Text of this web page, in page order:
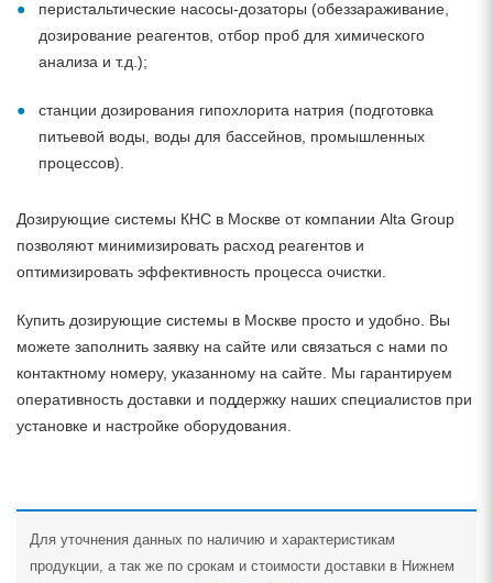
перистальтические насосы-дозаторы (обеззараживание,
дозирование реагентов, отбор проб для химического
анализа и т.д.);
станции дозирования гипохлорита натрия (подготовка
питьевой воды, воды для бассейнов, промышленных
процессов).
Дозирующие системы КНС в Москве от компании Alta Group
позволяют минимизировать расход реагентов и
оптимизировать эффективность процесса очистки.
Купить дозирующие системы в Москве просто и удобно. Вы
можете заполнить заявку на сайте или связаться с нами по
контактному номеру, указанному на сайте. Мы гарантируем
оперативность доставки и поддержку наших специалистов при
установке и настройке оборудования.
Для уточнения данных по наличию и характеристикам
продукции, а так же по срокам и стоимости доставки в Нижнем